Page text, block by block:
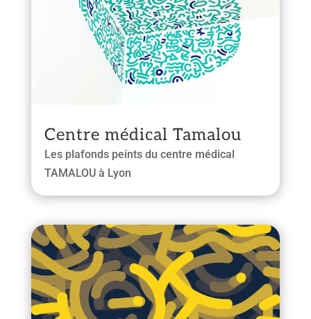
Centre médical Tamalou
Les plafonds peints du centre médical
TAMALOU à Lyon